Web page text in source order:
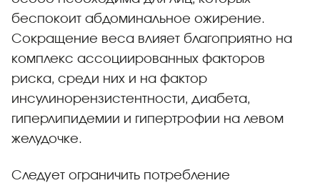
беспокоит абдоминальное ожирение.
Сокращение веса влияет благоприятно на
комплекс ассоциированных факторов
риска, среди них и на фактор
инсулинорензистентности, диабета,
гиперлипидемии и гипертрофии на левом
желудочке.
Следует ограничить потребление